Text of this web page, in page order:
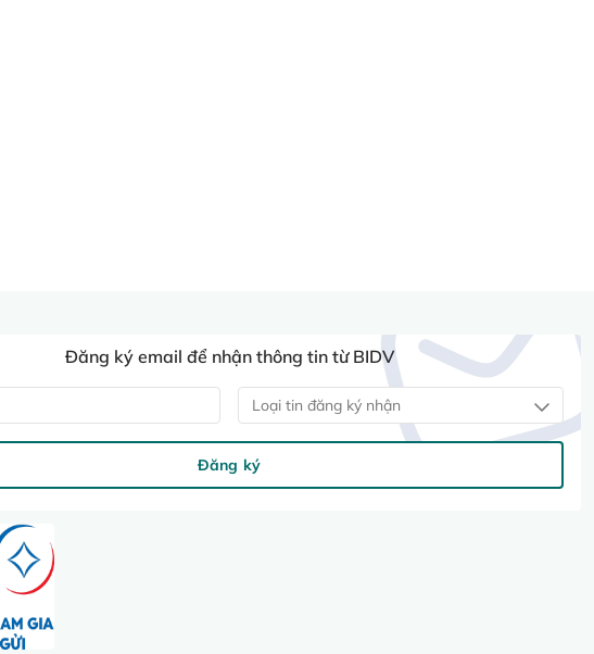
Đăng ký email để nhận thông tin từ BIDV
Loại tin đăng ký nhận
Đăng ký